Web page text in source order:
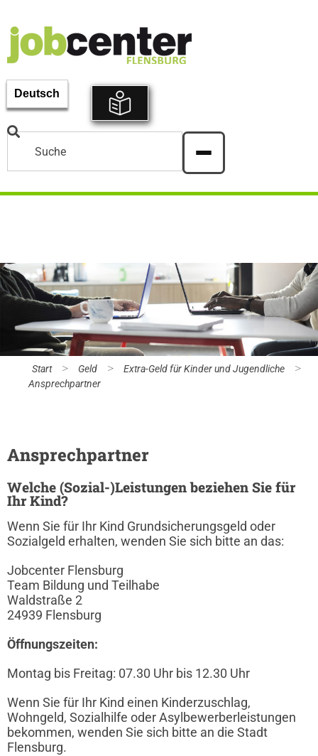
Start > Geld > Extra-Geld für Kinder und Jugendliche >
Ansprechpartner
Ansprechpartner
Welche (Sozial-)Leistungen beziehen Sie für
Ihr Kind?
Wenn Sie für Ihr Kind Grundsicherungsgeld oder
Sozialgeld erhalten, wenden Sie sich bitte an das:
Jobcenter Flensburg
Team Bildung und Teilhabe
Waldstraße 2
24939 Flensburg
Öffnungszeiten:
Montag bis Freitag: 07.30 Uhr bis 12.30 Uhr
Wenn Sie für Ihr Kind einen Kinderzuschlag,
Wohngeld, Sozialhilfe oder Asylbewerberleistungen
bekommen, wenden Sie sich bitte an die Stadt
Flensburg.